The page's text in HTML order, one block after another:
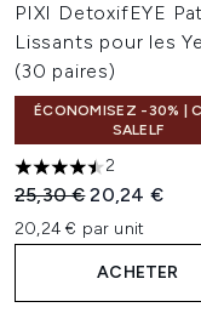
PIXI DetoxifEYE
Lissants pour les
(30 paires)
ÉCONOMISEZ -30% |
SALELF
4.5 étoiles sur un
2
Prix de vente :
25,30 €Prix ​​actuel :
20,24 €
20,24 € par unit
ACHETER